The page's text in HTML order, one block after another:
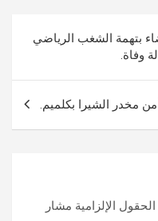
بتهمة الشغب الرياضي
وفاة.
الحقول الإلزامية مشار